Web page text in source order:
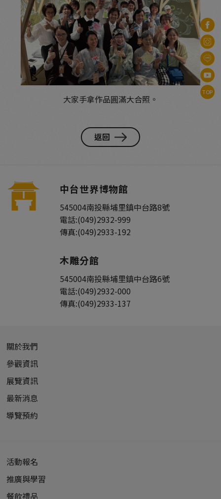
大家手拿作品圓滿大合照。
返回
中台世界博物館
545004南投縣埔里鎮中台路8號
電話:(049)2932-999
傳真:(049)2933-192
木雕分館
545004南投縣埔里鎮中台路6號
電話:(049)2932-000
傳真:(049)2933-137
關於我們
參觀資訊
展覽資訊
最新消息
導覽預約
活動報名
推廣與學習
餐飲禮品
TOP